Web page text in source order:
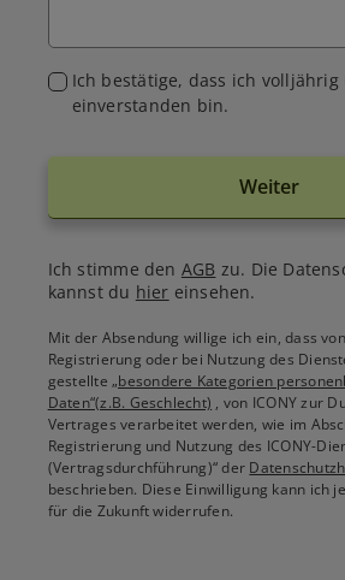
Ich bestätige, dass ich
einverstanden bin.
Weiter
Ich stimme den AGB zu. Die
kannst du hier einsehen.
Mit der Absendung willige ich ein, dass
Registrierung oder bei Nutzung des
gestellte„besondere Kategorien
Daten“(z.B. Geschlecht) , von ICONY zur
Vertrages verarbeitet werden, wie im
Registrierung und Nutzung des ICONY-
(Vertragsdurchführung)“ der
beschrieben. Diese Einwilligung kann ich
für die Zukunft widerrufen.